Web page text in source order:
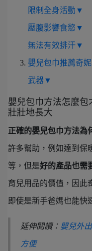
限制全身活動▼
壓腹影響食慾▼
無法有效排汗▼
嬰兒包巾推薦奇
武器▼
嬰兒包巾方法怎麼包
壯壯地長大
正確的嬰兒包巾方法為
許多幫助，例如達到保
等，但是好的產品也需
育兒用品的價值，因此
即使是新手爸媽也能快
延伸閱讀： 嬰兒外
方便